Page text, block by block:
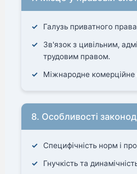
Галузь приватного
Зв'язок з цивільним,
трудовим правом.
Міжнародне комерційне
8. Особливості
Специфічність норм і
Гнучкість та